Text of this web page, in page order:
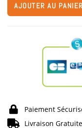
AJOUTER AU PANIER
Paiement
Livraison